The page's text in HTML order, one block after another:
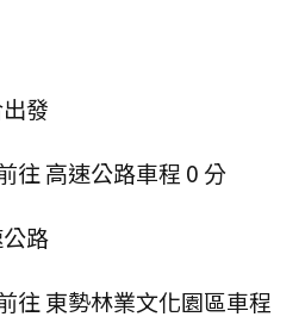
發
往 高速公路車程 0 分
路
往 東勢林業文化園區車程